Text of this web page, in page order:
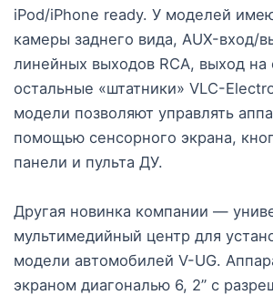
iPod/iPhone ready. У моделей
камеры заднего вида, AUX-вход/
линейных выходов RCA, выход на
остальные «штатники» VLC-
модели позволяют управлять
помощью сенсорного экрана,
панели и пульта ДУ.
Другая новинка компании —
мультимедийный центр для
модели автомобилей V-UG.
экраном диагональю 6, 2” с